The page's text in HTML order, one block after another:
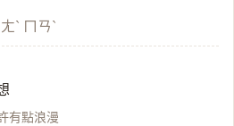
ˋ ㄇㄢˋ
有點浪漫